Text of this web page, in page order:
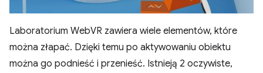
Laboratorium WebVR zawiera wiele elementów, które
można złapać. Dzięki temu po aktywowaniu obiektu
można go podnieść i przenieść. Istnieją 2 oczywiste,